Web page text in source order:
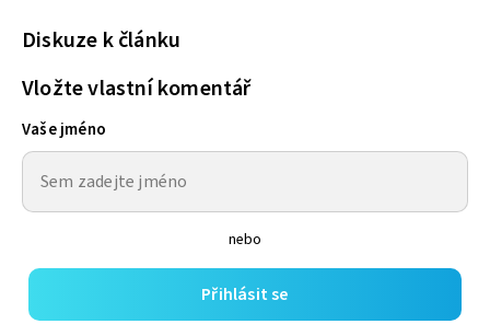
Diskuze k článku
Vložte vlastní komentář
Vaše jméno
nebo
Přihlásit se